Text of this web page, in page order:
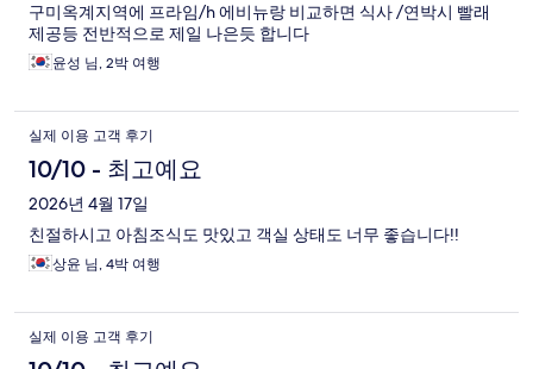
구미옥계지역에 프라임/h 에비뉴랑 비교하면 식사 /연박시 빨래
제공등 전반적으로 제일 나은듯 합니다
윤성 님, 2박 여행
실제 이용 고객 후기
10/10 - 최고예요
2026년 4월 17일
친절하시고 아침조식도 맛있고 객실 상태도 너무 좋습니다!!
상윤 님, 4박 여행
실제 이용 고객 후기